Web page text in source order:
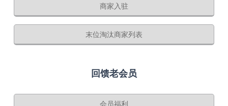
商家入驻
末位淘汰商家列表
回馈老会员
会员福利